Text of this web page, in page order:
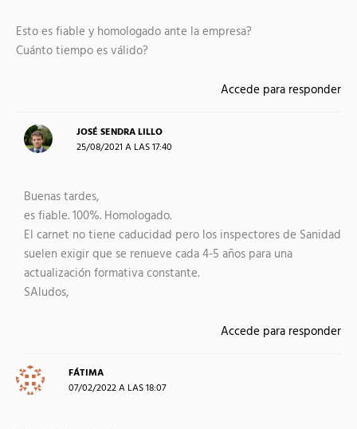
Esto es fiable y homologado ante la empresa?
Cuánto tiempo es válido?
Accede para responder
JOSÉ SENDRA LILLO
25/08/2021 A LAS 17:40
Buenas tardes,
es fiable. 100%. Homologado.
El carnet no tiene caducidad pero los inspectores de Sanidad
suelen exigir que se renueve cada 4-5 años para una
actualización formativa constante.
SAludos,
Accede para responder
FÁTIMA
07/02/2022 A LAS 18:07